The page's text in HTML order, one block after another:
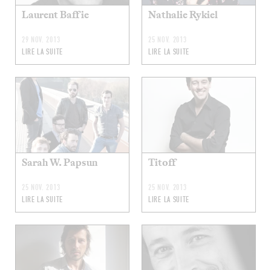
Laurent Baffie
29 NOV. 2013
LIRE LA SUITE
Nathalie Rykiel
25 NOV. 2013
LIRE LA SUITE
Sarah W. Papsun
25 NOV. 2013
LIRE LA SUITE
Titoff
25 NOV. 2013
LIRE LA SUITE